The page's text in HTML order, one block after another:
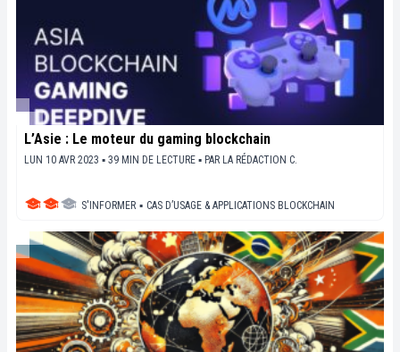
L’Asie : Le moteur du gaming blockchain
LUN 10 AVR 2023 ▪ 39 MIN DE LECTURE ▪ PAR LA RÉDACTION C.
S'INFORMER ▪ CAS D’USAGE & APPLICATIONS BLOCKCHAIN